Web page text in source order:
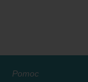
Pomoc